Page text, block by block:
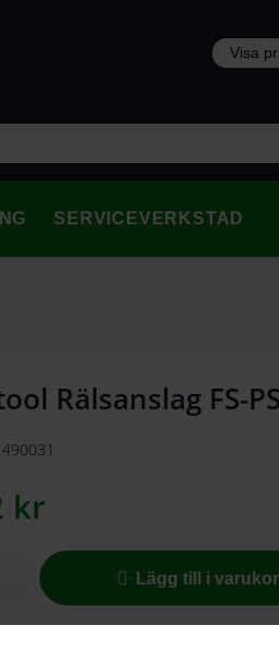
SERVICEVERKSTAD
Rälsanslag FS-
490031
kr
Lägg till i